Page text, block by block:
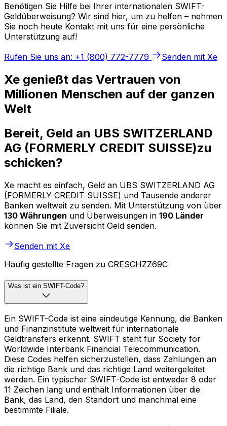
Benötigen Sie Hilfe bei Ihrer internationalen SWIFT-
Geldüberweisung? Wir sind hier, um zu helfen – nehmen
Sie noch heute Kontakt mit uns für eine persönliche
Unterstützung auf!
Rufen Sie uns an: +1 (800) 772-7779
Senden mit Xe
Xe genießt das Vertrauen von
Millionen Menschen auf der ganzen
Welt
Bereit, Geld an UBS SWITZERLAND
AG (FORMERLY CREDIT SUISSE)zu
schicken?
Xe macht es einfach, Geld an UBS SWITZERLAND AG
(FORMERLY CREDIT SUISSE) und Tausende anderer
Banken weltweit zu senden. Mit Unterstützung von über
130 Währungen und Überweisungen in 190 Länder
können Sie mit Zuversicht Geld senden.
Senden mit Xe
Häufig gestellte Fragen zu CRESCHZZ69C
Was ist ein SWIFT-Code?
Ein SWIFT-Code ist eine eindeutige Kennung, die Banken
und Finanzinstitute weltweit für internationale
Geldtransfers erkennt. SWIFT steht für Society for
Worldwide Interbank Financial Telecommunication.
Diese Codes helfen sicherzustellen, dass Zahlungen an
die richtige Bank und das richtige Land weitergeleitet
werden. Ein typischer SWIFT-Code ist entweder 8 oder
11 Zeichen lang und enthält Informationen über die
Bank, das Land, den Standort und manchmal eine
bestimmte Filiale.